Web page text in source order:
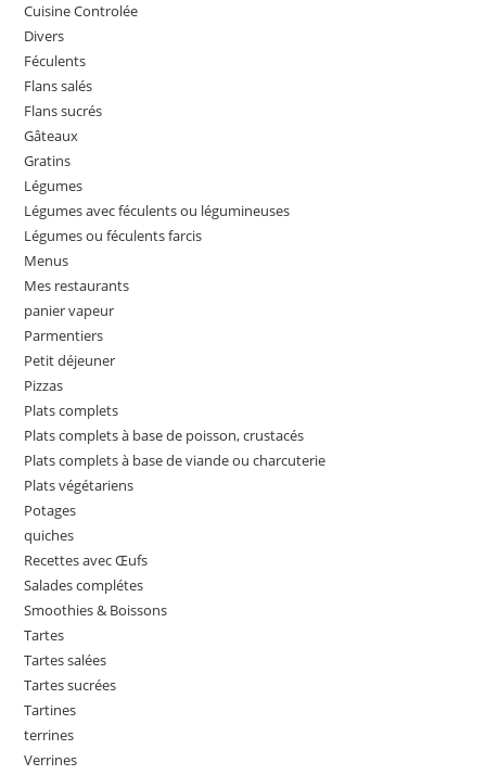
Cuisine Controlée
Divers
Féculents
Flans salés
Flans sucrés
Gâteaux
Gratins
Légumes
Légumes avec féculents ou légumineuses
Légumes ou féculents farcis
Menus
Mes restaurants
panier vapeur
Parmentiers
Petit déjeuner
Pizzas
Plats complets
Plats complets à base de poisson, crustacés
Plats complets à base de viande ou charcuterie
Plats végétariens
Potages
quiches
Recettes avec Œufs
Salades complétes
Smoothies & Boissons
Tartes
Tartes salées
Tartes sucrées
Tartines
terrines
Verrines